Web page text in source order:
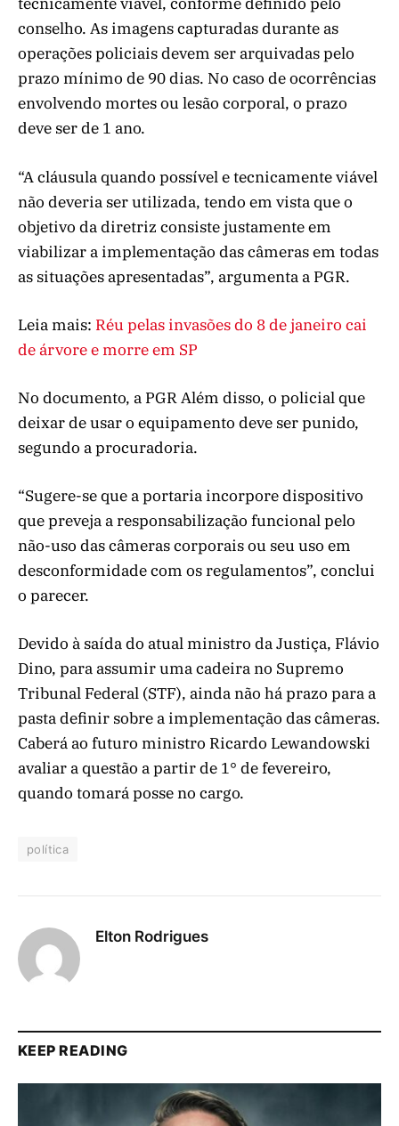
conselho. As imagens capturadas durante as
operações policiais devem ser arquivadas pelo
prazo mínimo de 90 dias. No caso de ocorrências
envolvendo mortes ou lesão corporal, o prazo
deve ser de 1 ano.
“A cláusula quando possível e tecnicamente viável
não deveria ser utilizada, tendo em vista que o
objetivo da diretriz consiste justamente em
viabilizar a implementação das câmeras em todas
as situações apresentadas”, argumenta a PGR.
Leia mais: Réu pelas invasões do 8 de janeiro cai
de árvore e morre em SP
No documento, a PGR Além disso, o policial que
deixar de usar o equipamento deve ser punido,
segundo a procuradoria.
“Sugere-se que a portaria incorpore dispositivo
que preveja a responsabilização funcional pelo
não-uso das câmeras corporais ou seu uso em
desconformidade com os regulamentos”, conclui
o parecer.
Devido à saída do atual ministro da Justiça, Flávio
Dino, para assumir uma cadeira no Supremo
Tribunal Federal (STF), ainda não há prazo para a
pasta definir sobre a implementação das câmeras.
Caberá ao futuro ministro Ricardo Lewandowski
avaliar a questão a partir de 1° de fevereiro,
quando tomará posse no cargo.
política
Elton Rodrigues
KEEP READING